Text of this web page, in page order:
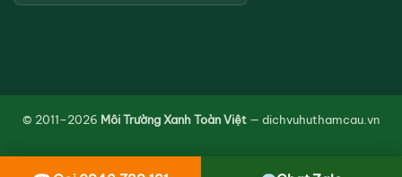
© 2011–2026 Môi Trường Xanh Toàn Việt — dichvuhuthamcau.vn